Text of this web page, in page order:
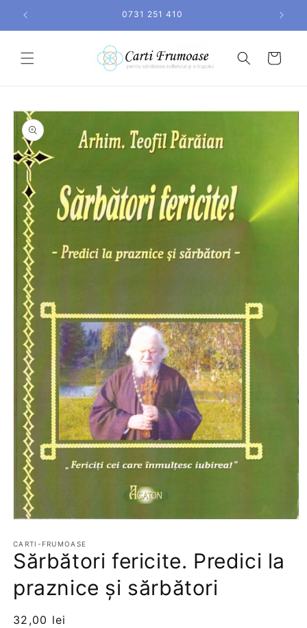
conținut
0731 251 410
Coș
informațiile
despre
produs
media
1
într-
fereastră
modală
CARTI-FRUMOASE
Sărbători fericite. Predici la
praznice și sărbători
Preț
32,00 lei